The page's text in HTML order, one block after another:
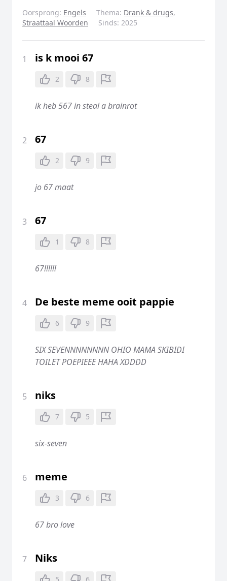
Oorsprong: Engels Thema: Drank & drugs,
Straattaal Woorden
Sinds: 2025
1 is k mooi 67
2 8
ik heb 567 in steal a brainrot
2 67
2 9
jo 67 maat
3 67
1 8
67!!!!!!
4 De beste meme ooit pappie
6 9
SIX SEVENNNNNNNN OHIO MAMA SKIBIDI
TOILET POEPIEEE HAHA XDDDD
5 niks
7 5
six-seven
6 meme
3 6
67 bro love
7 Niks
5 6